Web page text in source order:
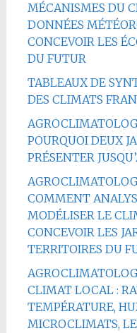
MÉCANISMES DU
DONNÉES
CONCEVOIR LES
DU FUTUR
TABLEAUX DE
DES CLIMATS
POURQUOI DEUX
PRÉSENTER
COMMENT
MODÉLISER LE
CONCEVOIR LES
TERRITOIRES DU
CLIMAT LOCAL :
TEMPÉRATURE,
MICROCLIMATS,